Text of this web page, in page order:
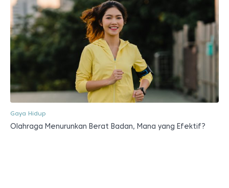
Gaya Hidup
Olahraga Menurunkan Berat Badan, Mana yang Efektif?